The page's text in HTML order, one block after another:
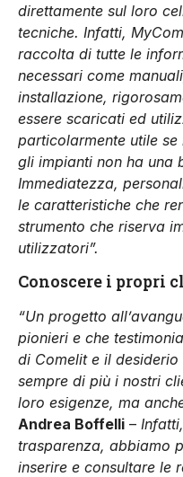
direttamente sul loro
tecniche. Infatti,
raccolta di tutte le
necessari come
installazione,
essere scaricati ed
particolarmente utile
gli impianti non ha una
Immediatezza,
le caratteristiche che
strumento che riserva
utilizzatori”.
Conoscere i propri
“Un progetto
pionieri e che
di Comelit e il
sempre di più i nostri
loro esigenze, ma
Andrea Boffelli –
trasparenza, abbiamo
inserire e consultare le